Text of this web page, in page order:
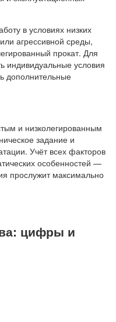
в условиях низких
агрессивной среды,
прокат. Для
индивидуальные условия
дополнительные
и низколегированным
задание и
Учёт всех факторов
особенностей —
прослужит максимально
цифры и